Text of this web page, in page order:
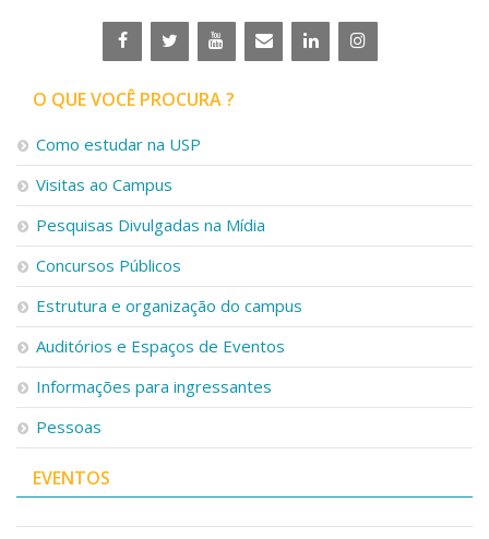
O QUE VOCÊ PROCURA ?
Como estudar na USP
Visitas ao Campus
Pesquisas Divulgadas na Mídia
Concursos Públicos
Estrutura e organização do campus
Auditórios e Espaços de Eventos
Informações para ingressantes
Pessoas
EVENTOS